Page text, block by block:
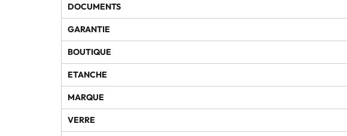
DOCUMENTS
GARANTIE
BOUTIQUE
ETANCHE
MARQUE
VERRE